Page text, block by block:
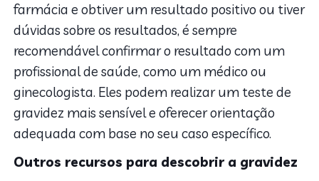
farmácia e obtiver um resultado positivo ou tiver
dúvidas sobre os resultados, é sempre
recomendável confirmar o resultado com um
profissional de saúde, como um médico ou
ginecologista. Eles podem realizar um teste de
gravidez mais sensível e oferecer orientação
adequada com base no seu caso específico.
Outros recursos para descobrir a gravidez